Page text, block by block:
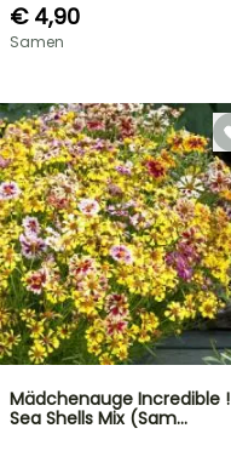
€ 4,90
Samen
Mädchenauge Incredible !
Sea Shells Mix (Sam…